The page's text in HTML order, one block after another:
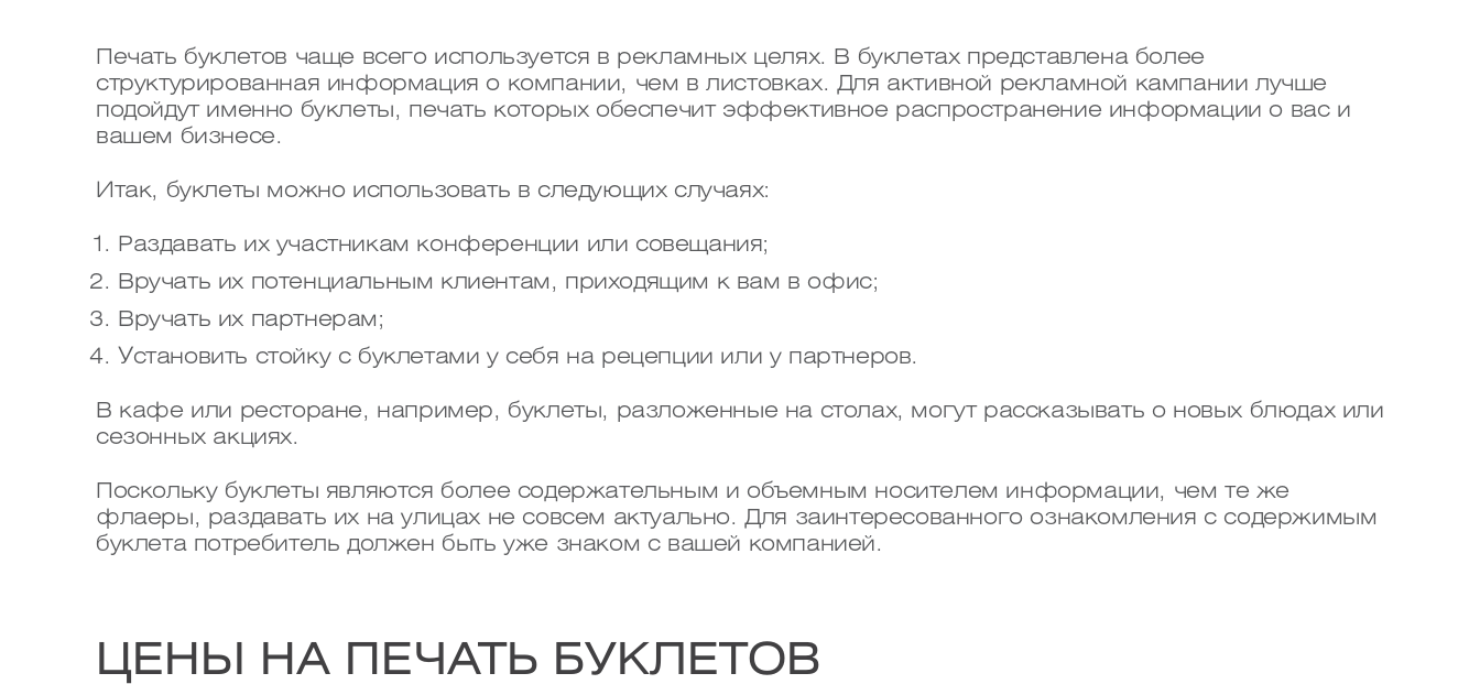
Печать буклетов чаще всего используется в рекламных целях. В буклетах представлена более
структурированная информация о компании, чем в листовках. Для активной рекламной кампании лучше
подойдут именно буклеты, печать которых обеспечит эффективное распространение информации о вас и
вашем бизнесе.
Итак, буклеты можно использовать в следующих случаях:
Раздавать их участникам конференции или совещания;
Вручать их потенциальным клиентам, приходящим к вам в офис;
Вручать их партнерам;
Установить стойку с буклетами у себя на рецепции или у партнеров.
В кафе или ресторане, например, буклеты, разложенные на столах, могут рассказывать о новых блюдах или
сезонных акциях.
Поскольку буклеты являются более содержательным и объемным носителем информации, чем те же
флаеры, раздавать их на улицах не совсем актуально. Для заинтересованного ознакомления с содержимым
буклета потребитель должен быть уже знаком с вашей компанией.
ЦЕНЫ НА ПЕЧАТЬ БУКЛЕТОВ